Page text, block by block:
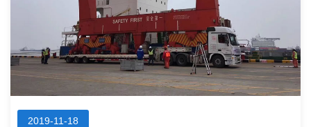
2019-11-18